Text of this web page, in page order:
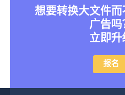
想要转换大文件
广告吗
立即升
报名